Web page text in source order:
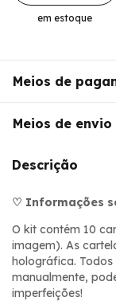
em estoque
Meios de
Meios de envio
Descrição
♡ Informações
O kit contém 10
imagem). As
holográfica.
manualmente,
imperfeições!